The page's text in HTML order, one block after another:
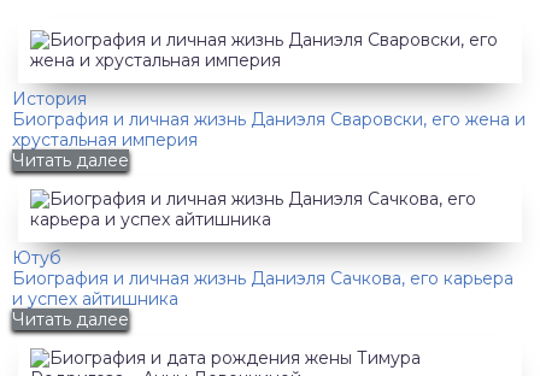
История
Биография и личная жизнь Даниэля Сваровски, его жена и
хрустальная империя
Читать далее
Ютуб
Биография и личная жизнь Даниэля Сачкова, его карьера
и успех айтишника
Читать далее